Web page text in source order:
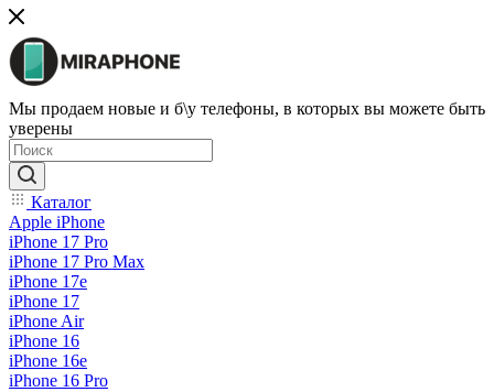
Мы продаем новые и б\у телефоны, в которых вы можете быть
уверены
Каталог
Apple iPhone
iPhone 17 Pro
iPhone 17 Pro Max
iPhone 17e
iPhone 17
iPhone Air
iPhone 16
iPhone 16e
iPhone 16 Pro